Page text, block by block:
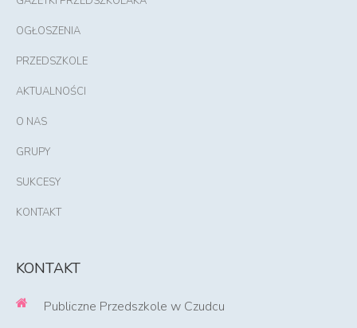
OGŁOSZENIA
PRZEDSZKOLE
AKTUALNOŚCI
O NAS
GRUPY
SUKCESY
KONTAKT
KONTAKT
Publiczne Przedszkole w Czudcu